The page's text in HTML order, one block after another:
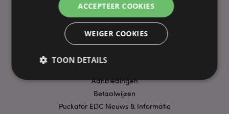
PRAKTISCHE LINKS
Aanbiedingen
Betaalwijzen
Puckator EDC Nieuws & Informatie
ACCEPTEER COOKIES
WEIGER COOKIES
TOON DETAILS
Prestatie